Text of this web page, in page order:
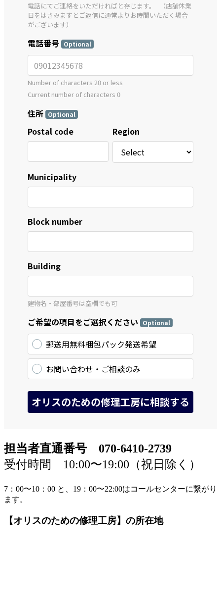
担当者直通番号 070-6410-2739
受付時間 10:00〜19:00（祝日除く）
7：00〜10：00 と、19：00〜22:00はコールセンターに繋がり
ます。
【オリスのための修理工房】の所在地